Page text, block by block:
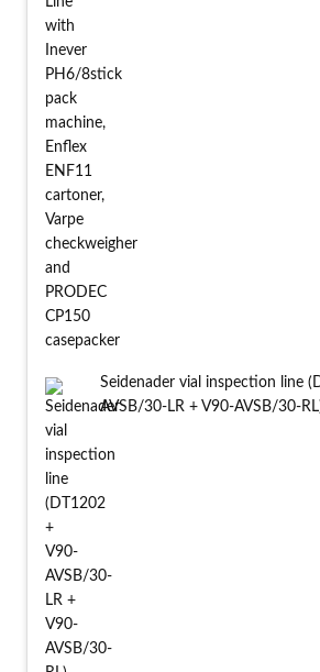
Seidenader vial inspection line
AVSB/30-LR + V90-AVSB/30-